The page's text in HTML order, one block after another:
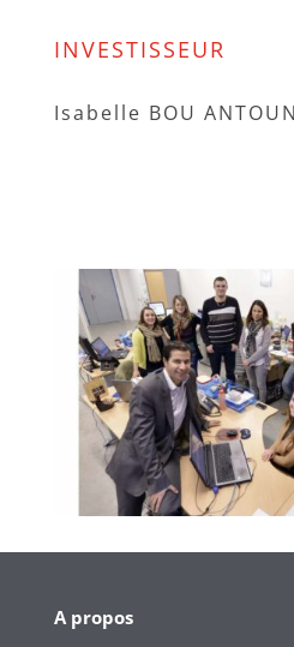
INVESTISSEUR
Isabelle BOU ANTOUN
A propos